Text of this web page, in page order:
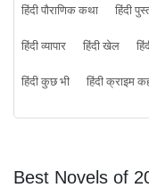
हिंदी पौराणिक कथा
हिंदी
हिंदी व्यापार
हिंदी खेल
हिंदी कुछ भी
हिंदी क्राइम
Best Novels of